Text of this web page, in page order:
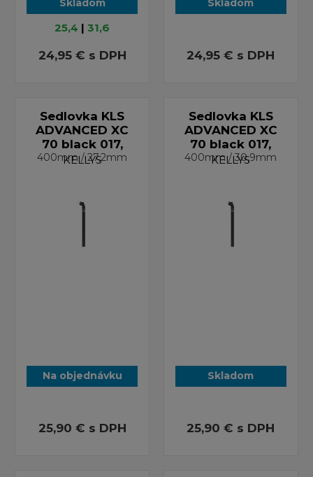
Skladom
25,4 |31,6
24,95 € s DPH
Skladom
24,95 € s DPH
Sedlovka KLS
ADVANCED XC
70 black 017,
400mm / 27,2mm
KELLYS
Na objednávku
25,90 € s DPH
Sedlovka KLS
ADVANCED XC
70 black 017,
400mm / 30,9mm
KELLYS
Skladom
25,90 € s DPH